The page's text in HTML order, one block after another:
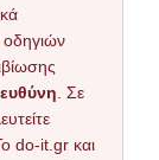
. Σε
do-it.gr και